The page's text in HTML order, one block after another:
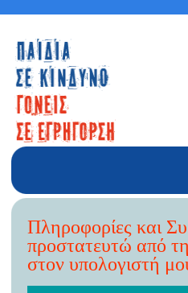
Πληροφορίες και
προστατευτώ από
στον υπολογιστή